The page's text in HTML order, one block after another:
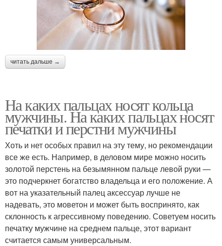
читать дальше →
На каких пальцах носят кольца
мужчины. На каких пальцах носят
печатки и перстни мужчины
Хоть и нет особых правил на эту тему, но рекомендации
все же есть. Например, в деловом мире можно носить
золотой перстень на безымянном пальце левой руки —
это подчеркнет богатство владельца и его положение. А
вот на указательный палец аксессуар лучше не
надевать, это моветон и может быть воспринято, как
склонность к агрессивному поведению. Советуем носить
печатку мужчине на среднем пальце, этот вариант
считается самым универсальным.